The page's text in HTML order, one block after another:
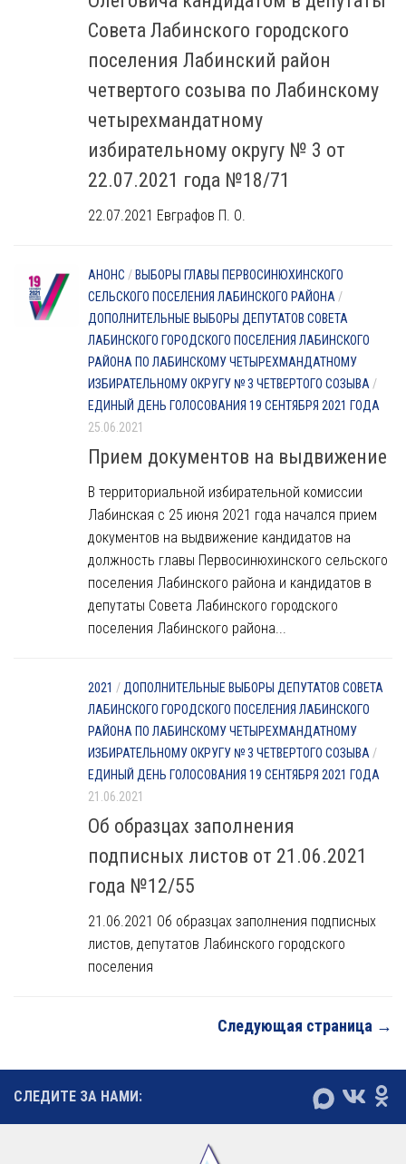
Совета Лабинского городского
поселения Лабинский район
четвертого созыва по Лабинскому
четырехмандатному
избирательному округу № 3 от
22.07.2021 года №18/71
22.07.2021 Евграфов П. О.
АНОНС /ВЫБОРЫ ГЛАВЫ ПЕРВОСИНЮХИНСКОГО
СЕЛЬСКОГО ПОСЕЛЕНИЯ ЛАБИНСКОГО РАЙОНА /
ДОПОЛНИТЕЛЬНЫЕ ВЫБОРЫ ДЕПУТАТОВ СОВЕТА
ЛАБИНСКОГО ГОРОДСКОГО ПОСЕЛЕНИЯ ЛАБИНСКОГО
РАЙОНА ПО ЛАБИНСКОМУ ЧЕТЫРЕХМАНДАТНОМУ
ИЗБИРАТЕЛЬНОМУ ОКРУГУ № 3 ЧЕТВЕРТОГО СОЗЫВА /
ЕДИНЫЙ ДЕНЬ ГОЛОСОВАНИЯ 19 СЕНТЯБРЯ 2021 ГОДА
25.06.2021
Прием документов на выдвижение
В территориальной избирательной комиссии
Лабинская с 25 июня 2021 года начался прием
документов на выдвижение кандидатов на
должность главы Первосинюхинского сельского
поселения Лабинского района и кандидатов в
депутаты Совета Лабинского городского
поселения Лабинского района...
2021 / ДОПОЛНИТЕЛЬНЫЕ ВЫБОРЫ ДЕПУТАТОВ СОВЕТА
ЛАБИНСКОГО ГОРОДСКОГО ПОСЕЛЕНИЯ ЛАБИНСКОГО
РАЙОНА ПО ЛАБИНСКОМУ ЧЕТЫРЕХМАНДАТНОМУ
ИЗБИРАТЕЛЬНОМУ ОКРУГУ № 3 ЧЕТВЕРТОГО СОЗЫВА /
ЕДИНЫЙ ДЕНЬ ГОЛОСОВАНИЯ 19 СЕНТЯБРЯ 2021 ГОДА
21.06.2021
Об образцах заполнения
подписных листов от 21.06.2021
года №12/55
21.06.2021 Об образцах заполнения подписных
листов, депутатов Лабинского городского
поселения
Следующая страница →
СЛЕДИТЕ ЗА НАМИ: